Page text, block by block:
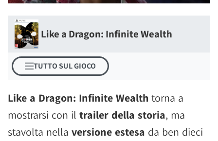
Like a Dragon: Infinite Wealth
TUTTO SUL GIOCO
Like a Dragon: Infinite Wealth torna a
mostrarsi con il trailer della storia, ma
stavolta nella versione estesa da ben dieci